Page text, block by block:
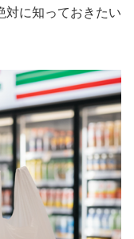
対に知っておきたい